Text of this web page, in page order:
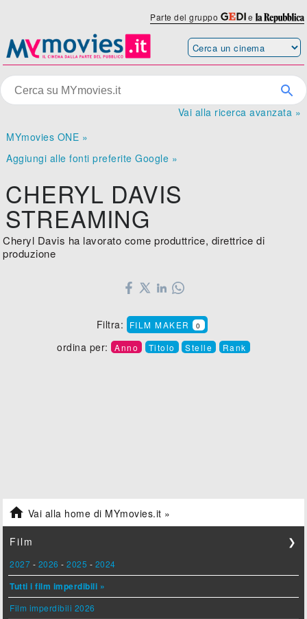
Parte del gruppo e
Vai alla ricerca avanzata »
MYmovies ONE »
Aggiungi alle fonti preferite Google »
CHERYL DAVIS
STREAMING
Cheryl Davis ha lavorato come produttrice, direttrice di
produzione
Filtra: FILM MAKER 0
ordina per: Anno Titolo Stelle Rank
 Vai alla home di MYmovies.it »
Film ❯
2027 - 2026 -2025 - 2024
Tutti i film imperdibili »
Film imperdibili 2026